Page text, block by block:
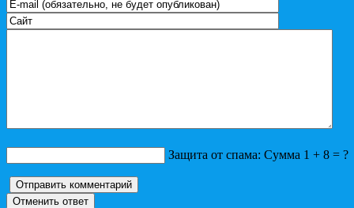
Защита от спама: Сумма 1 + 8 = ?